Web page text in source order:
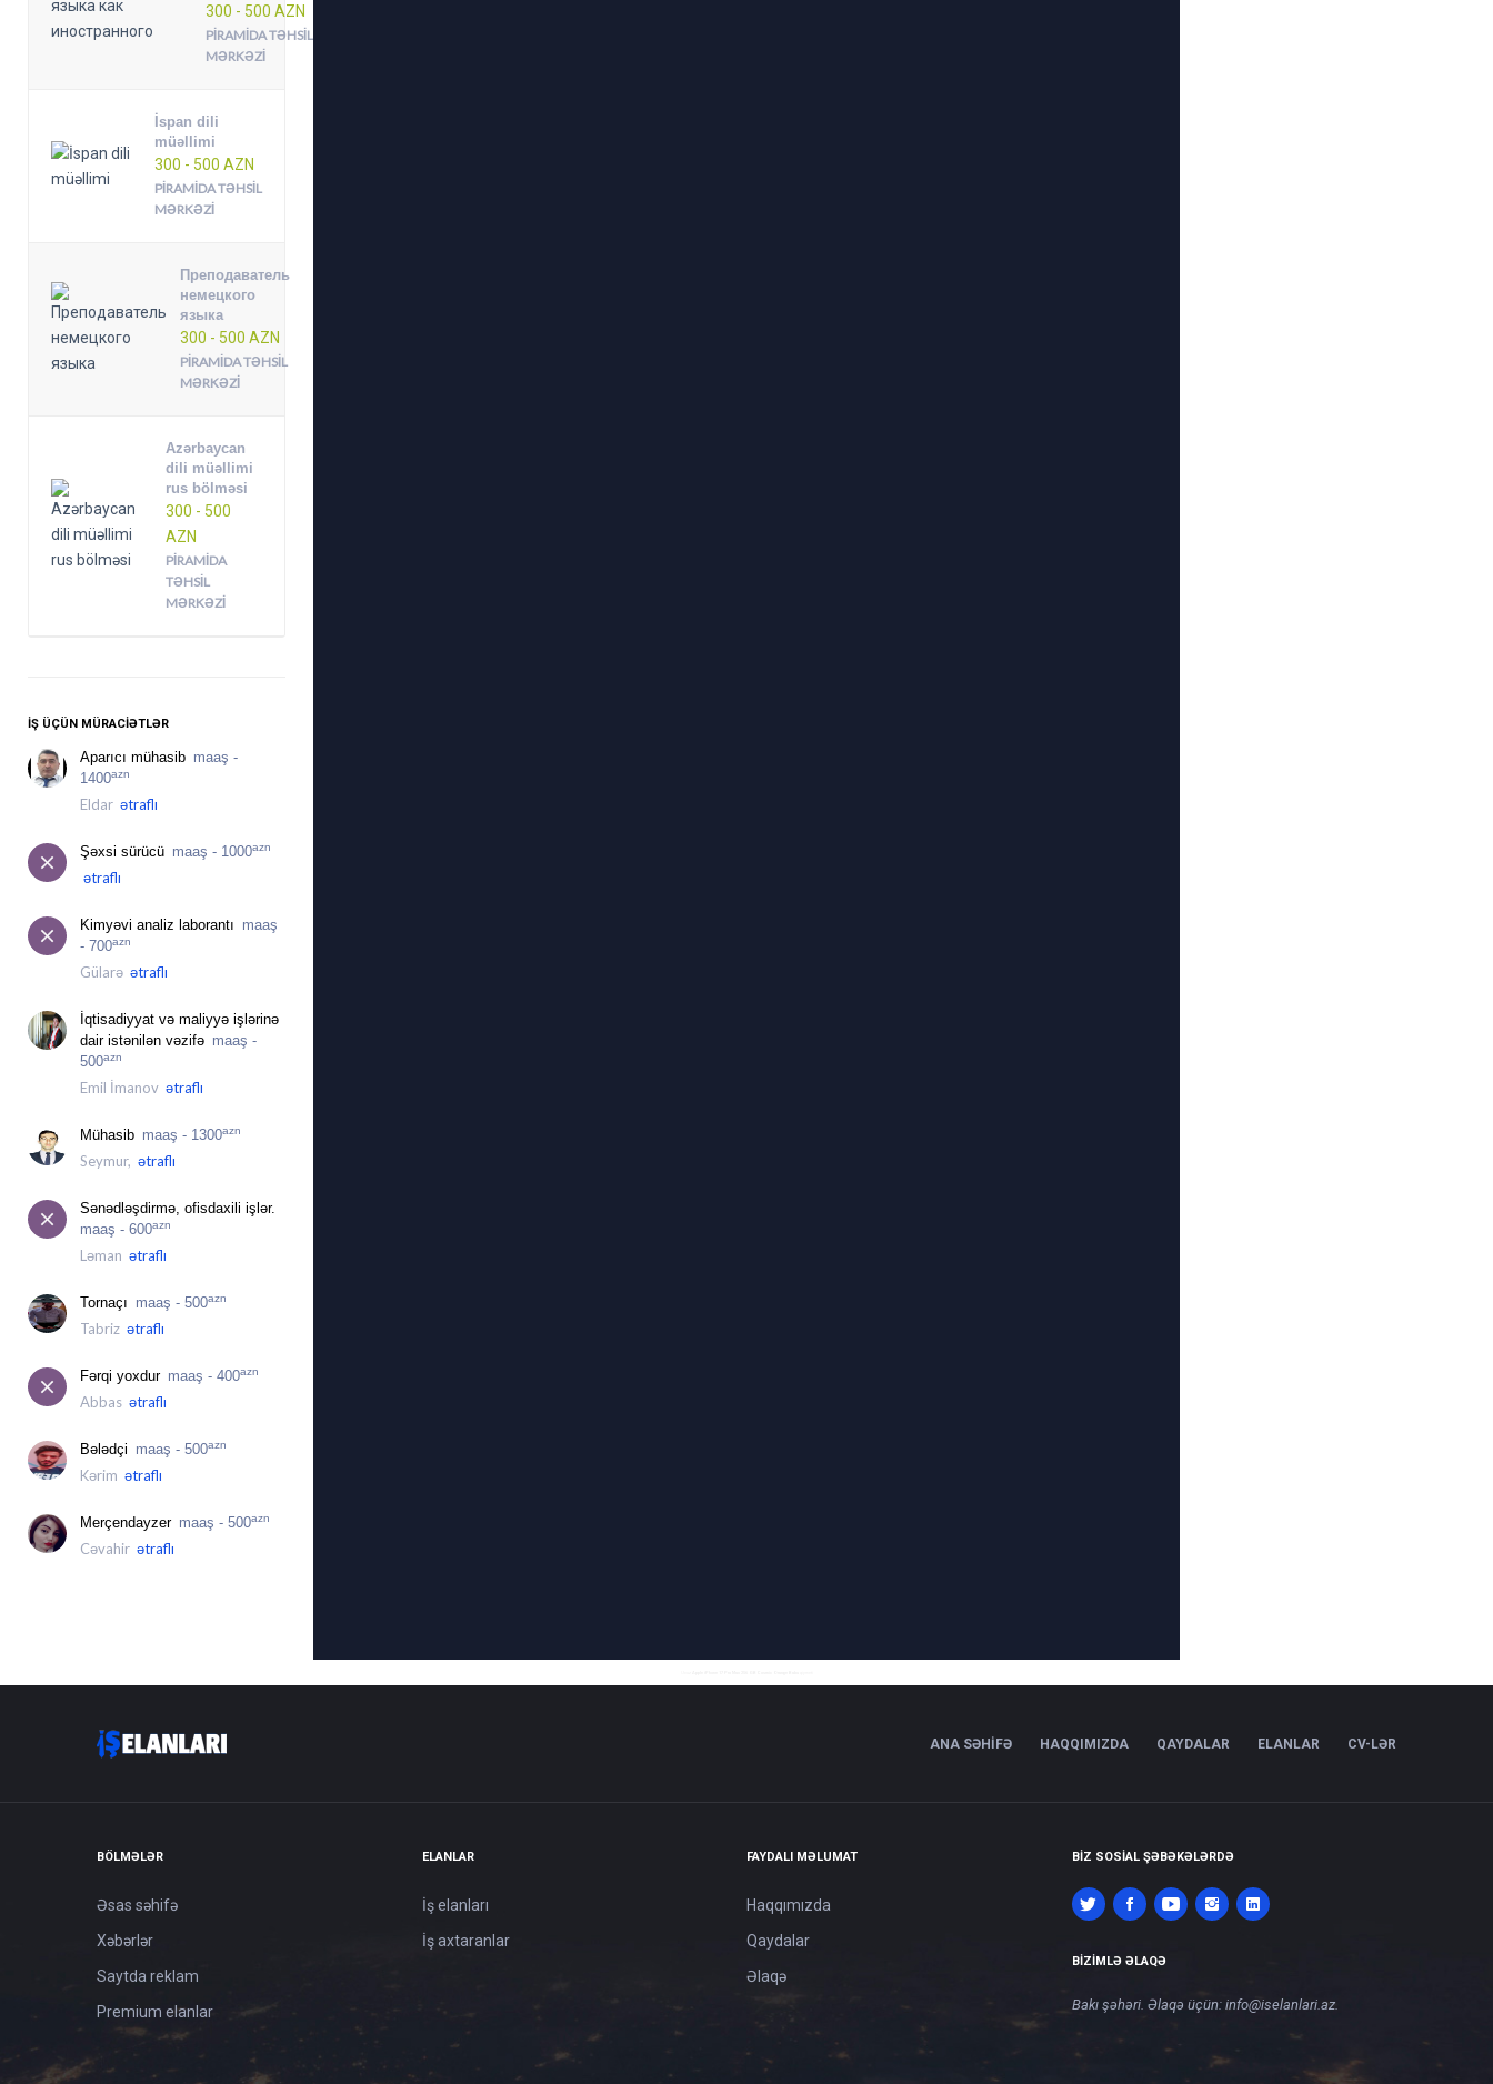
300 - 500 AZN
PIRAMIDA TƏHSIL
MƏRKƏZI
İspan dili
müəllimi
300 - 500 AZN
PIRAMIDA TƏHSIL
MƏRKƏZI
Преподаватель
немецкого
языка
300 - 500 AZN
PIRAMIDA TƏHSIL
MƏRKƏZI
Azərbaycan
dili müəllimi
rus bölməsi
300 - 500
AZN
PIRAMIDA
TƏHSIL
MƏRKƏZI
İŞ ÜÇÜN MÜRACIƏTLƏR
Aparıcı mühasib maaş -
1400azn
Eldar ətraflı
Şəxsi sürücü maaş - 1000azn
ətraflı
Kimyəvi analiz laborantı maaş
- 700azn
Gülarə ətraflı
İqtisadiyyat və maliyyə işlərinə
dair istənilən vəzifə maaş -
500azn
Emil İmanov ətraflı
Mühasib maaş - 1300azn
Seymur, ətraflı
Sənədləşdirmə, ofisdaxili işlər.
maaş - 600azn
Ləman ətraflı
Tornaçı maaş - 500azn
Tabriz ətraflı
Fərqi yoxdur maaş - 400azn
Abbas ətraflı
Bələdçi maaş - 500azn
Kərim ətraflı
Merçendayzer maaş - 500azn
Cəvahir ətraflı
ANA SƏHIFƏ HAQQIMIZDA QAYDALAR ELANLAR CV-LƏR
BÖLMƏLƏR
Əsas səhifə
Xəbərlər
Saytda reklam
Premium elanlar
ELANLAR
İş elanları
İş axtaranlar
FAYDALI MƏLUMAT
Haqqımızda
Qaydalar
Əlaqə
BIZ SOSIAL ŞƏBƏKƏLƏRDƏ
BIZIMLƏ ƏLAQƏ
Bakı şəhəri. Əlaqə üçün: info@iselanlari.az.